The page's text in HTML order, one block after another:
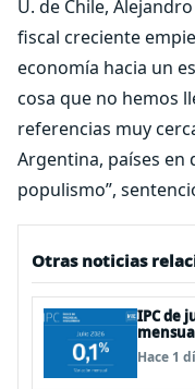
U. de Chile,
fiscal creciente
economía hacia un
cosa que no hemos
referencias muy
Argentina, países en
populismo”,
Otras noticias
IPC de
Hace 1